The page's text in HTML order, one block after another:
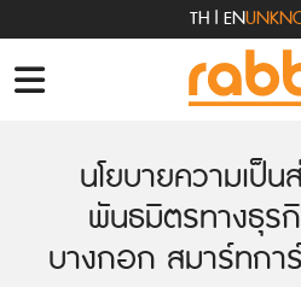
TH|EN
นโยบายความเป็
พันธมิตรทางธุร
บางกอก สมาร์ทกา